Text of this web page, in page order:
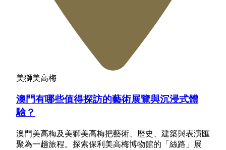
美獅美高梅
澳門有哪些值得探訪的藝術展覽與沉浸式體
驗？
澳門美高梅及美獅美高梅把藝術、歷史、建築與表演匯
聚為一趟旅程。探索保利美高梅博物館的「絲路」展